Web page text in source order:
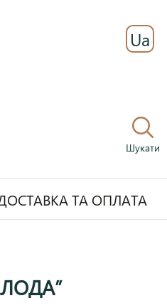
Ua
Шукати
ТА ОПЛАТА